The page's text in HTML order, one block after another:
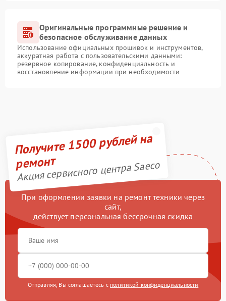
Оригинальные программные решение и
безопасное обслуживание данных
Использование официальных прошивок и инструментов,
аккуратная работа с пользовательскими данными:
резервное копирование, конфиденциальность и
восстановление информации при необходимости
Получите 1500 рублей на
ремонт
Акция сервисного центра Saeco
При оформлении заявки на ремонт техники через
сайт,
действует персональная бессрочная скидка
Отправляя, Вы соглашаетесь с политикой конфиденциальности